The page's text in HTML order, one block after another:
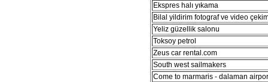
Ekspres halı yıkama
Bilal yildirim fotograf ve video
Yeliz güzellik salonu
Toksoy petrol
Zeus car rental.com
South west sailmakers
Come to marmaris - dalaman